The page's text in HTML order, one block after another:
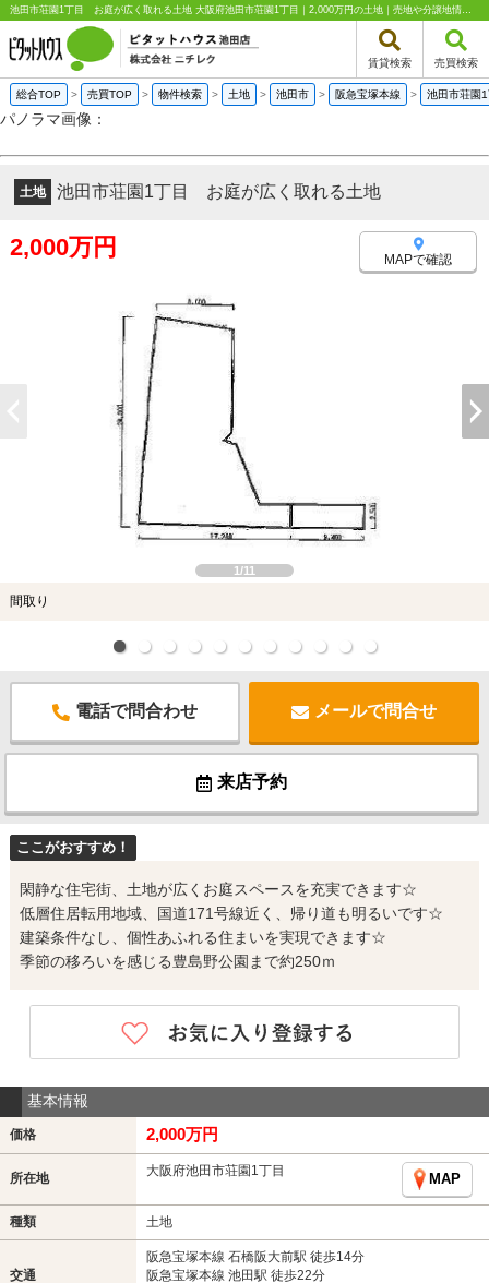
池田市荘園1丁目 お庭が広く取れる土地 大阪府池田市荘園1丁目｜2,000万円の土地｜売地や分譲地情報｜ピタットハウス池田店 株式会社ニチレク
賃貸検索 売買検索
総合TOP > 売買TOP > 物件検索 > 土地 > 池田市 > 阪急宝塚本線 > 池田市荘園
パノラマ画像：
土地 池田市荘園1丁目 お庭が広く取れる土地
2,000万円 MAPで確認
1/11
間取り
電話で問合わせ メールで問合せ
来店予約
ここがおすすめ！
閑静な住宅街、土地が広くお庭スペースを充実できます☆
低層住居転用地域、国道171号線近く、帰り道も明るいです☆
建築条件なし、個性あふれる住まいを実現できます☆
季節の移ろいを感じる豊島野公園まで約250ｍ
基本情報
価格 2,000万円
所在地 大阪府池田市荘園1丁目
MAP
種類 土地
交通
阪急宝塚本線 石橋阪大前駅 徒歩14分
阪急宝塚本線 池田駅 徒歩22分